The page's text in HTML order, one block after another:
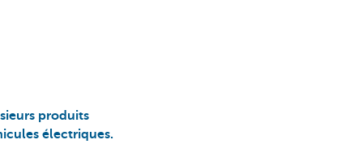
produits
électriques.